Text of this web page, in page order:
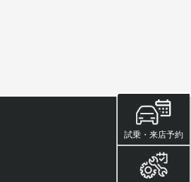
試乗・来店予約